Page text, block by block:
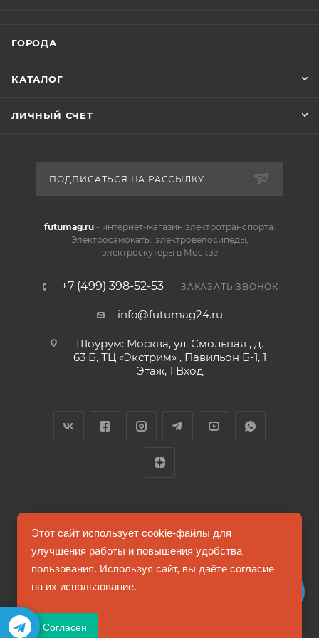
ГОРОДА
КАТАЛОГ
ЛИЧНЫЙ СЧЕТ
ПОДПИСАТЬСЯ НА РАССЫЛКУ
futumag.ru- интернет-магазин электротранспорта.
Электросамокаты, электровелосипеды,
электроскутеры в Москве
+7 (499) 398-52-53 ЗАКАЗАТЬ ЗВОНОК
info@futumag24.ru
Шоурум: Москва, ул. Смольная , д.
63 Б, ТЦ «Экстрим» , Павильон Б-1, 1
Этаж, 1 Вход
2026 © FUTUMAG.RU
Информация на сайте не является публичной офертой
Этот сайт использует cookie-файлы для
улучшения работы и повышения удобства
пользования. Используя сайт, вы даёте согласие
на их использование.
Согласен